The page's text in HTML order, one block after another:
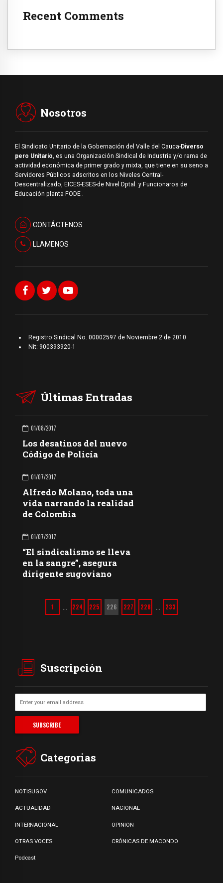
Recent Comments
Nosotros
El Sindicato Unitario de la Gobernación del Valle del Cauca-Diverso
pero Unitario, es una Organización Sindical de Industria y/o rama de
actividad económica de primer grado y mixta, que tiene en su seno a
Servidores Públicos adscritos en los Niveles Central-
Descentralizado, EICES-ESES-de Nivel Dptal. y Funcionaros de
Educación planta FODE .
CONTÁCTENOS
LLAMENOS
Registro Sindical No. 00002597 de Noviembre 2 de 2010
Nit: 900393920-1
Últimas Entradas
01/08/2017
Los desatinos del nuevo
Código de Policía
01/07/2017
Alfredo Molano, toda una
vida narrando la realidad
de Colombia
01/07/2017
“El sindicalismo se lleva
en la sangre”, asegura
dirigente sugoviano
1 224 225 226 227 228 233
Suscripción
Categorias
NOTISUGOV COMUNICADOS
ACTUALIDAD NACIONAL
INTERNACIONAL OPINION
OTRAS VOCES CRÓNICAS DE MACONDO
Podcast